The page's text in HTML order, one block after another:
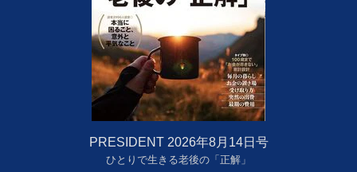
PRESIDENT 2026年8月14日号
ひとりで生きる老後の「正解」